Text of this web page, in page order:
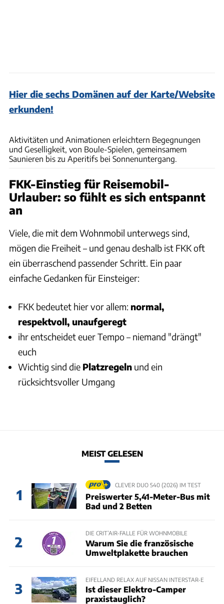
Hier die sechs Domänen auf der Karte/Website
erkunden!
Aktivitäten und Animationen erleichtern Begegnungen
und Geselligkeit, von Boule-Spielen, gemeinsamem
Saunieren bis zu Aperitifs bei Sonnenuntergang.
FKK-Einstieg für Reisemobil-
Urlauber: so fühlt es sich entspannt
an
Viele, die mit dem Wohnmobil unterwegs sind,
mögen die Freiheit – und genau deshalb ist FKK oft
ein überraschend passender Schritt. Ein paar
einfache Gedanken für Einsteiger:
FKK bedeutet hier vor allem: normal,
respektvoll, unaufgeregt
ihr entscheidet euer Tempo – niemand "drängt"
euch
Wichtig sind die Platzregeln und ein
rücksichtsvoller Umgang
MEIST GELESEN
1
CLEVER DUO 540 (2026) IM TEST
Preiswerter 5,41-Meter-Bus mit
Bad und 2 Betten
2
DIE CRIT’AIR-FALLE FÜR WOHNMOBILE
Warum Sie die französische
Umweltplakette brauchen
3
EIFELLAND RELAX AUF NISSAN INTERSTAR-E
Ist dieser Elektro-Camper
praxistauglich?